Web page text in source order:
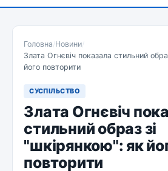
Головна/Новини/
Злата Огнєвіч показала стильний
його повторити
СУСПІЛЬСТВО
Злата Огнєвіч
стильний образ зі
"шкірянкою": як
повторити